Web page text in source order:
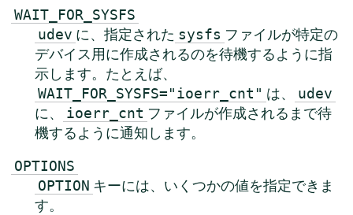
WAIT_FOR_SYSFS
udev に、指定された sysfs ファイルが特定の
デバイス用に作成されるのを待機するように指
示します。たとえば、
WAIT_FOR_SYSFS="ioerr_cnt" は、 udev
に、 ioerr_cnt ファイルが作成されるまで待
機するように通知します。
OPTIONS
OPTION キーには、いくつかの値を指定できま
す。